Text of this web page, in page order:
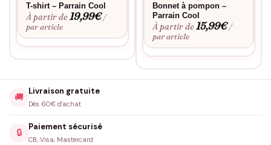
T-shirt – Parrain Cool
À partir de19,99€ /
par article
Bonnet à pompon –
Parrain Cool
À partir de15,99€ /
par article
🚚
Livraison gratuite
Dès 60€ d'achat
🔒
Paiement sécurisé
CB, Visa, Mastercard